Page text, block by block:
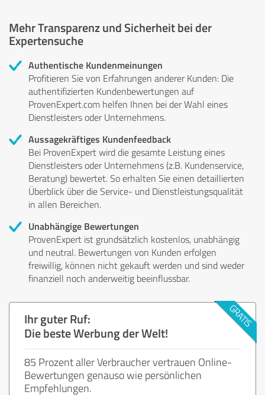
Mehr Transparenz und Sicherheit bei der
Expertensuche
Authentische Kundenmeinungen
Profitieren Sie von Erfahrungen anderer Kunden: Die
authentifizierten Kundenbewertungen auf
ProvenExpert.com helfen Ihnen bei der Wahl eines
Dienstleisters oder Unternehmens.
Aussagekräftiges Kundenfeedback
Bei ProvenExpert wird die gesamte Leistung eines
Dienstleisters oder Unternehmens (z.B. Kundenservice,
Beratung) bewertet. So erhalten Sie einen detaillierten
Überblick über die Service- und Dienstleistungsqualität
in allen Bereichen.
Unabhängige Bewertungen
ProvenExpert ist grundsätzlich kostenlos, unabhängig
und neutral. Bewertungen von Kunden erfolgen
freiwillig, können nicht gekauft werden und sind weder
finanziell noch anderweitig beeinflussbar.
Ihr guter Ruf:
Die beste Werbung der Welt!
85 Prozent aller Verbraucher vertrauen Online-
Bewertungen genauso wie persönlichen
Empfehlungen.